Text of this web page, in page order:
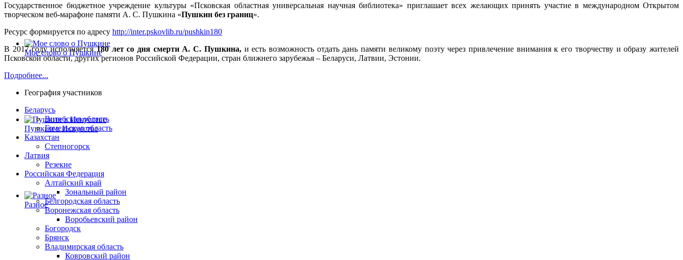
Мое слово о Пушкине
Пушкин в Искусстве
Разное
Государственное бюджетное учреждение культуры «Псковская областная универсальная научная библиотека» приглашает всех желающих принять участие в международном Открытом
творческом веб-марафоне памяти А. С. Пушкина «Пушкин без границ».
Ресурс формируется по адресу http://inter.pskovlib.ru/pushkin180
В 2017 году исполняется180 лет со дня смерти А. С. Пушкина,и есть возможность отдать дань памяти великому поэту через привлечение внимания к его творчеству и образу жителей
Псковской области, других регионов Российской Федерации, стран ближнего зарубежья – Беларуси, Латвии, Эстонии.
Подробнее...
География участников
Беларусь
Витебская область
Гомельская область
Казахстан
Степногорск
Латвия
Резекне
Российская Федерация
Алтайский край
Зональный район
Белгородская область
Воронежская область
Воробьевский район
Богородск
Брянск
Владимирская область
Ковровский район